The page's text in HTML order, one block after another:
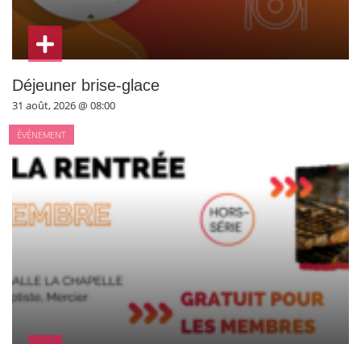
Déjeuner brise-glace
31 août, 2026 @ 08:00
ÉVÉNEMENT